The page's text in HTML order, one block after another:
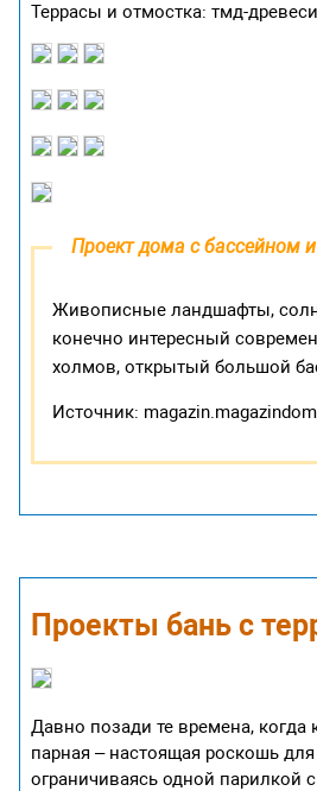
Террасы и отмостка: тмд-
Проект дома с бассейном
Живописные ландшафты,
конечно интересный
холмов, открытый большой
Источник:
Проекты бань с
Давно позади те времена,
парная – настоящая роскошь
ограничиваясь одной